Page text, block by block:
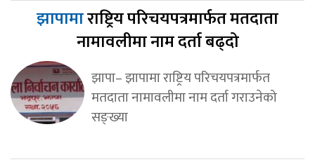
झापामाराष्ट्रिय परिचयपत्रमार्फत मतदाता
नामावलीमा नाम दर्ता बढ्दो
झापा– झापामा राष्ट्रिय परिचयपत्रमार्फत
मतदाता नामावलीमा नाम दर्ता गराउनेको
सङ्ख्या